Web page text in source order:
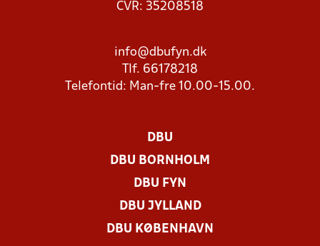
CVR: 35208518
info@dbufyn.dk
Tlf. 66178218
Telefontid: Man-fre 10.00-15.00.
DBU
DBU BORNHOLM
DBU FYN
DBU JYLLAND
DBU KØBENHAVN